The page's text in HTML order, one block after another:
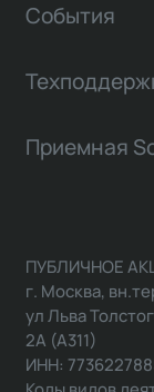
События
Приемная
ПУБЛИЧНОЕ
г. Москва,
ул Льва
2А (А311)
ИНН: